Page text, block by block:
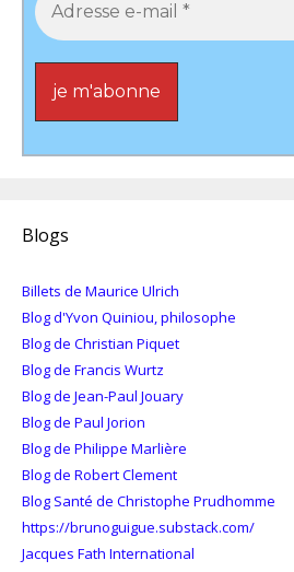
Blogs
Billets de Maurice Ulrich
Blog d'Yvon Quiniou, philosophe
Blog de Christian Piquet
Blog de Francis Wurtz
Blog de Jean-Paul Jouary
Blog de Paul Jorion
Blog de Philippe Marlière
Blog de Robert Clement
Blog Santé de Christophe Prudhomme
https://brunoguigue.substack.com/
Jacques Fath International